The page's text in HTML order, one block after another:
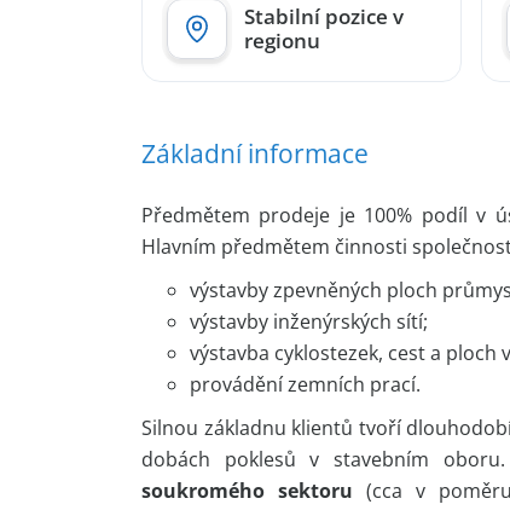
Stabilní pozice v
regionu
Základní informace
Předmětem prodeje je 100% podíl v
Hlavním předmětem činnosti
výstavby zpevněných ploch
výstavby inženýrských sítí;
výstavba cyklostezek, cest a
provádění zemních prací.
Silnou základnu klientů tvoří
dobách poklesů v stavebním
soukromého sektoru (cca v